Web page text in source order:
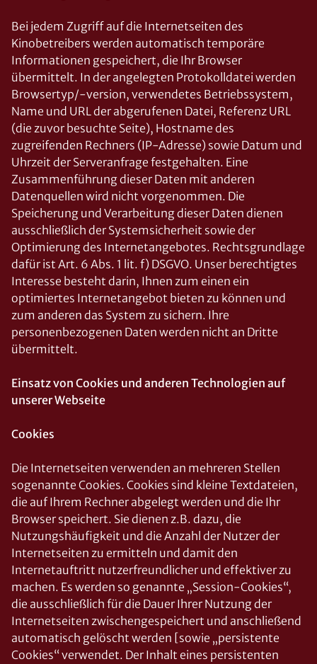
Bei jedem Zugriff auf die Internetseiten des
Kinobetreibers werden automatisch temporäre
Informationen gespeichert, die Ihr Browser
übermittelt. In der angelegten Protokolldatei werden
Browsertyp/-version, verwendetes Betriebssystem,
Name und URL der abgerufenen Datei, Referenz URL
(die zuvor besuchte Seite), Hostname des
zugreifenden Rechners (IP-Adresse) sowie Datum und
Uhrzeit der Serveranfrage festgehalten. Eine
Zusammenführung dieser Daten mit anderen
Datenquellen wird nicht vorgenommen. Die
Speicherung und Verarbeitung dieser Daten dienen
ausschließlich der Systemsicherheit sowie der
Optimierung des Internetangebotes. Rechtsgrundlage
dafür ist Art. 6 Abs. 1 lit. f) DSGVO. Unser berechtigtes
Interesse besteht darin, Ihnen zum einen ein
optimiertes Internetangebot bieten zu können und
zum anderen das System zu sichern. Ihre
personenbezogenen Daten werden nicht an Dritte
übermittelt.
Einsatz von Cookies und anderen Technologien auf
unserer Webseite
Cookies
Die Internetseiten verwenden an mehreren Stellen
sogenannte Cookies. Cookies sind kleine Textdateien,
die auf Ihrem Rechner abgelegt werden und die Ihr
Browser speichert. Sie dienen z.B. dazu, die
Nutzungshäufigkeit und die Anzahl der Nutzer der
Internetseiten zu ermitteln und damit den
Internetauftritt nutzerfreundlicher und effektiver zu
machen. Es werden so genannte „Session-Cookies“,
die ausschließlich für die Dauer Ihrer Nutzung der
Internetseiten zwischengespeichert und anschließend
automatisch gelöscht werden [sowie „persistente
Cookies“ verwendet. Der Inhalt eines persistenten